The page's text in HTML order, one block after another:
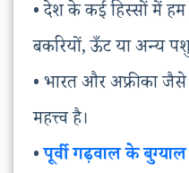
• देश के कई हिस्सों में
बकरियों, ऊँट या अन्य
• भारत और अफ्रीका जैसे
महत्त्व है।
•पूर्वी गढ़वाल के बुग्याल